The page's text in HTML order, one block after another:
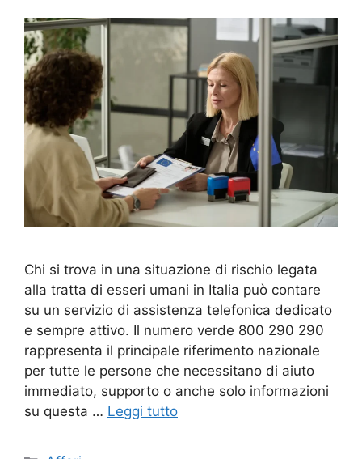
Chi si trova in una situazione di rischio legata
alla tratta di esseri umani in Italia può contare
su un servizio di assistenza telefonica dedicato
e sempre attivo. Il numero verde 800 290 290
rappresenta il principale riferimento nazionale
per tutte le persone che necessitano di aiuto
immediato, supporto o anche solo informazioni
su questa … Leggi tutto